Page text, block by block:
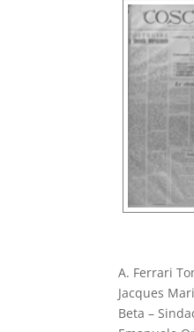
A. Ferrari
Jacques
Beta –